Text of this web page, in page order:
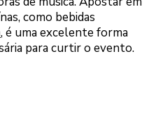
como bebidas
, é uma excelente forma
para curtir o evento.